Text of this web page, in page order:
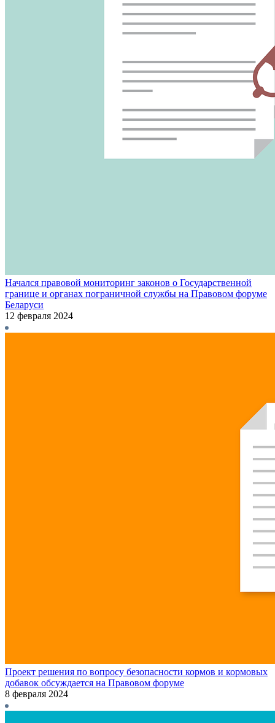
Начался правовой мониторинг законов о Государственной
границе и органах пограничной службы на Правовом форуме
Беларуси
12 февраля 2024
Проект решения по вопросу безопасности кормов и кормовых
добавок обсуждается на Правовом форуме
8 февраля 2024